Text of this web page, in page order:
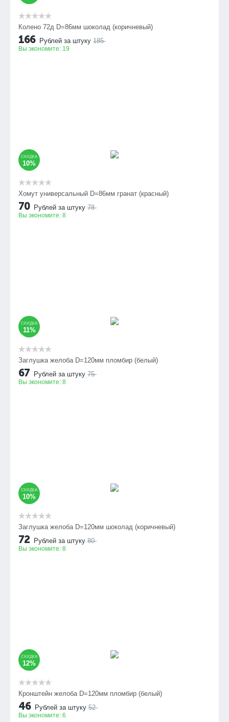
Колено 72д D=86мм шоколад (коричневый)
166 Рублей за штуку 185
Вы экономите: 19
СКИДКА
10%
Хомут универсальный D=86мм гранат (красный)
70 Рублей за штуку 78
Вы экономите: 8
СКИДКА
11%
Заглушка желоба D=120мм пломбир (белый)
67 Рублей за штуку 75
Вы экономите: 8
СКИДКА
10%
Заглушка желоба D=120мм шоколад (коричневый)
72 Рублей за штуку 80
Вы экономите: 8
СКИДКА
12%
Кронштейн желоба D=120мм пломбир (белый)
46 Рублей за штуку 52
Вы экономите: 6